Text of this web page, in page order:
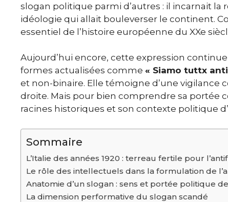
slogan politique parmi d’autres : il incarnait la
idéologie qui allait bouleverser le continent.
essentiel de l’histoire européenne du XXe
Aujourd’hui encore, cette expression
formes actualisées comme « Siamo tuttx
et non-binaire. Elle témoigne d’une vigilance
droite. Mais pour bien comprendre sa portée
racines historiques et son contexte politique
Sommaire
L’Italie des années 1920 : terreau fertile pour
Le rôle des intellectuels dans la formulation de
Anatomie d’un slogan : sens et portée politique
La dimension performative du slogan scandé